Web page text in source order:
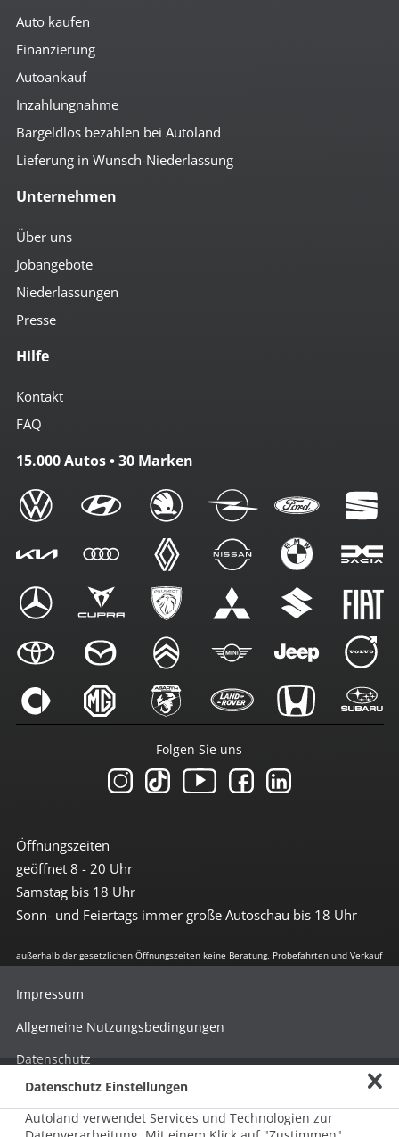
Auto kaufen
Finanzierung
Autoankauf
Inzahlungnahme
Bargeldlos bezahlen bei Autoland
Lieferung in Wunsch-Niederlassung
Unternehmen
Über uns
Jobangebote
Niederlassungen
Presse
Hilfe
Kontakt
FAQ
15.000 Autos • 30 Marken
Öffnungszeiten
geöffnet 8 - 20 Uhr
Samstag bis 18 Uhr
Sonn- und Feiertags immer große Autoschau bis 18 Uhr
Folgen Sie uns
außerhalb der gesetzlichen Öffnungszeiten keine Beratung, Probefahrten und Verkauf
Impressum
Allgemeine Nutzungsbedingungen
Datenschutz
Hinweisgebersystem nach HinSchG
Beschwerde nach LkSG
Datenschutz Einstellungen
Autoland verwendet Services und Technologien zur